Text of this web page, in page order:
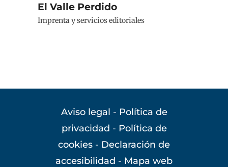
El Valle Perdido
Imprenta y servicios editoriales
Aviso legal - Política de
privacidad - Política de
cookies - Declaración de
accesibilidad - Mapa web